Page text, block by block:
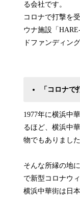
る会社です。
コロナで打撃を
ウナ施設「
ドファンディン
「コロナ
1977年に横浜中
るほど、横浜中
物でもありました
そんな所縁の地
で新型コロナウ
横浜中華街は日